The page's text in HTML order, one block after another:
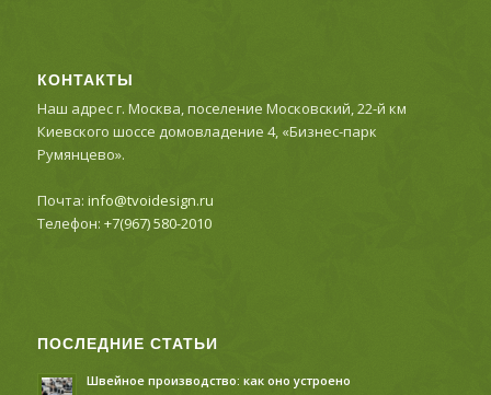
КОНТАКТЫ
Наш адрес г. Москва, поселение Московский, 22-й км
Киевского шоссе домовладение 4, «Бизнес-парк
Румянцево».
Почта: info@tvoidesign.ru
Телефон: +7(967) 580-2010
ПОСЛЕДНИЕ СТАТЬИ
Швейное производство: как оно устроено